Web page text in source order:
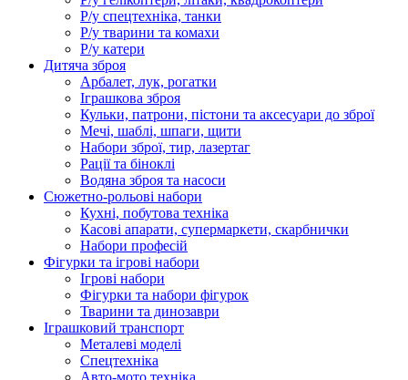
Р/у спецтехніка, танки
Р/у тварини та комахи
Р/у катери
Дитяча зброя
Арбалет, лук, рогатки
Іграшкова зброя
Кульки, патрони, пістони та аксесуари до зброї
Мечі, шаблі, шпаги, щити
Набори зброї, тир, лазертаг
Рації та біноклі
Водяна зброя та насоси
Сюжетно-рольові набори
Кухні, побутова техніка
Касові апарати, супермаркети, скарбнички
Набори професій
Фігурки та ігрові набори
Ігрові набори
Фігурки та набори фігурок
Тварини та динозаври
Іграшковий транспорт
Металеві моделі
Спецтехніка
Авто-мото техніка